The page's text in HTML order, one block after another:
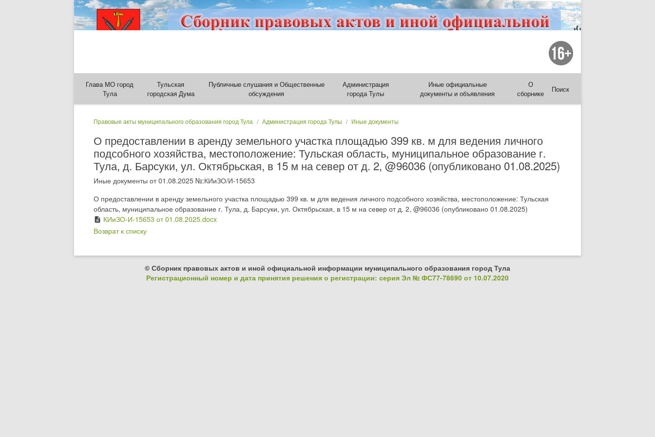
Глава МО город
Тула
Тульская
городская Дума
Публичные слушания и Общественные
обсуждения
Администрация
города Тулы
Иные официальные
документы и объявления
О
сборнике
Поиск
Правовые акты муниципального образования город Тула Администрация города Тулы Иные документы
О предоставлении в аренду земельного участка площадью 399 кв. м для ведения личного
подсобного хозяйства, местоположение: Тульская область, муниципальное образование г.
Тула, д. Барсуки, ул. Октябрьская, в 15 м на север от д. 2, @96036 (опубликовано 01.08.2025)
Иные документы от 01.08.2025 №:КИиЗО/И-15653
О предоставлении в аренду земельного участка площадью 399 кв. м для ведения личного подсобного хозяйства, местоположение: Тульская
область, муниципальное образование г. Тула, д. Барсуки, ул. Октябрьская, в 15 м на север от д. 2, @96036 (опубликовано 01.08.2025)
description КИиЗО-И-15653 от 01.08.2025.docx
Возврат к списку
© Сборник правовых актов и иной официальной информации муниципального образования город Тула
Регистрационный номер и дата принятия решения о регистрации: серия Эл № ФС77-78690 от 10.07.2020